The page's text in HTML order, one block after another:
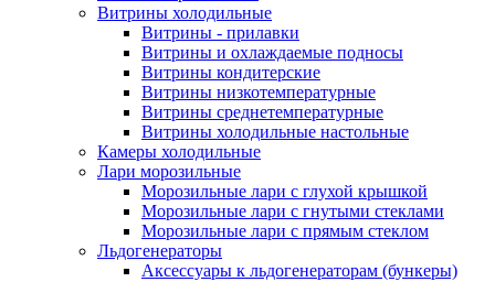
Витрины холодильные
Витрины - прилавки
Витрины и охлаждаемые подносы
Витрины кондитерские
Витрины низкотемпературные
Витрины среднетемпературные
Витрины холодильные настольные
Камеры холодильные
Лари морозильные
Морозильные лари с глухой крышкой
Морозильные лари с гнутыми стеклами
Морозильные лари с прямым стеклом
Льдогенераторы
Аксессуары к льдогенераторам (бункеры)